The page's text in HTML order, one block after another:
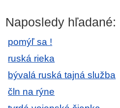
Naposledy hľadané:
pomýľ sa !
ruská rieka
bývalá ruská tajná služba
čln na rýne